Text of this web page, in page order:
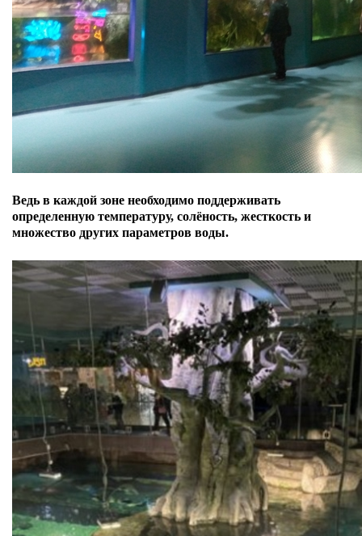
Ведь в каждой зоне необходимо поддерживать
определенную температуру, солёность, жесткость и
множество других параметров воды.